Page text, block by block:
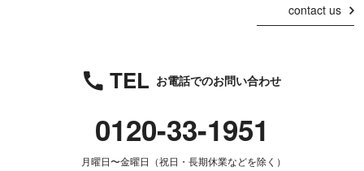
contact us
TEL お電話でのお問い合わせ
0120-33-1951
月曜日〜金曜日（祝日・長期休業などを除く）